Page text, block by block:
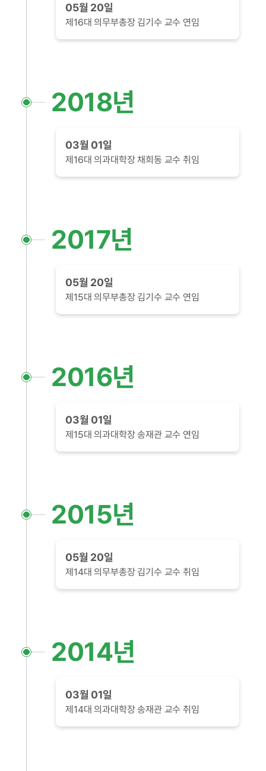
05월 20일
제16대 의무부총장 김기수 교수 연임
2018년
03월 01일
제16대 의과대학장 채희동 교수 취임
2017년
05월 20일
제15대 의무부총장 김기수 교수 연임
2016년
03월 01일
제15대 의과대학장 송재관 교수 연임
2015년
05월 20일
제14대 의무부총장 김기수 교수 취임
2014년
03월 01일
제14대 의과대학장 송재관 교수 취임